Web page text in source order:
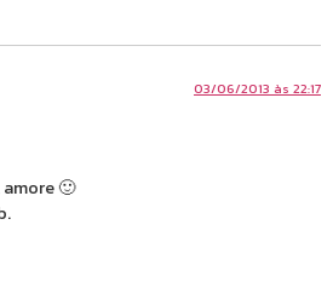
03/06/2013 às 22:17
🙂